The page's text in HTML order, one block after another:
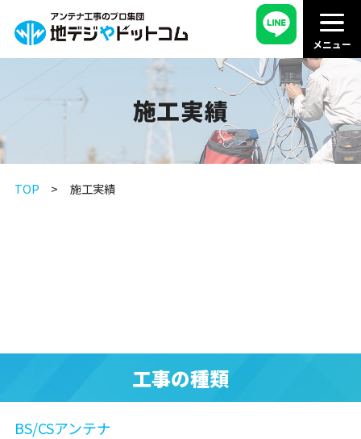
施工実績
TOP 施工実績
工事の種類
BS/CSアンテナ